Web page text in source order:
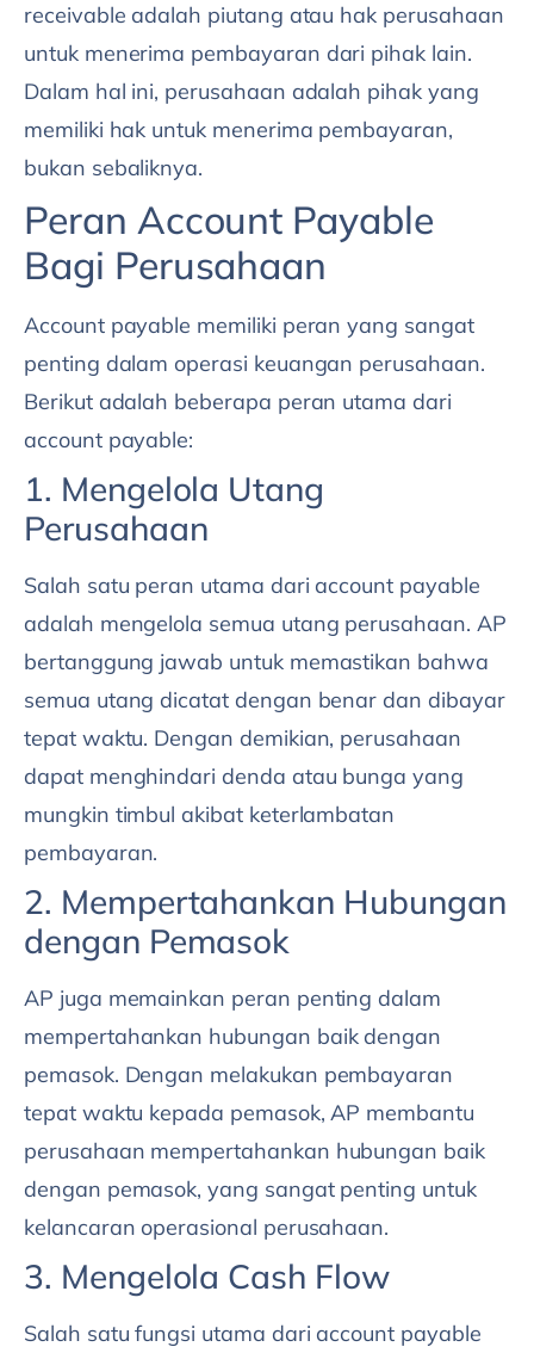
receivable adalah piutang atau hak perusahaan
untuk menerima pembayaran dari pihak lain.
Dalam hal ini, perusahaan adalah pihak yang
memiliki hak untuk menerima pembayaran,
bukan sebaliknya.
Peran Account Payable
Bagi Perusahaan
Account payable memiliki peran yang sangat
penting dalam operasi keuangan perusahaan.
Berikut adalah beberapa peran utama dari
account payable:
1. Mengelola Utang
Perusahaan
Salah satu peran utama dari account payable
adalah mengelola semua utang perusahaan. AP
bertanggung jawab untuk memastikan bahwa
semua utang dicatat dengan benar dan dibayar
tepat waktu. Dengan demikian, perusahaan
dapat menghindari denda atau bunga yang
mungkin timbul akibat keterlambatan
pembayaran.
2. Mempertahankan Hubungan
dengan Pemasok
AP juga memainkan peran penting dalam
mempertahankan hubungan baik dengan
pemasok. Dengan melakukan pembayaran
tepat waktu kepada pemasok, AP membantu
perusahaan mempertahankan hubungan baik
dengan pemasok, yang sangat penting untuk
kelancaran operasional perusahaan.
3. Mengelola Cash Flow
Salah satu fungsi utama dari account payable